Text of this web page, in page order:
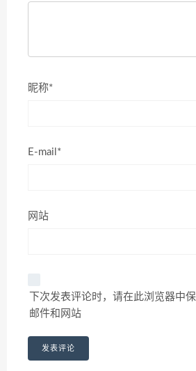
昵称*
E-mail*
网站
下次发表评论时，请在此浏览器中
邮件和网站